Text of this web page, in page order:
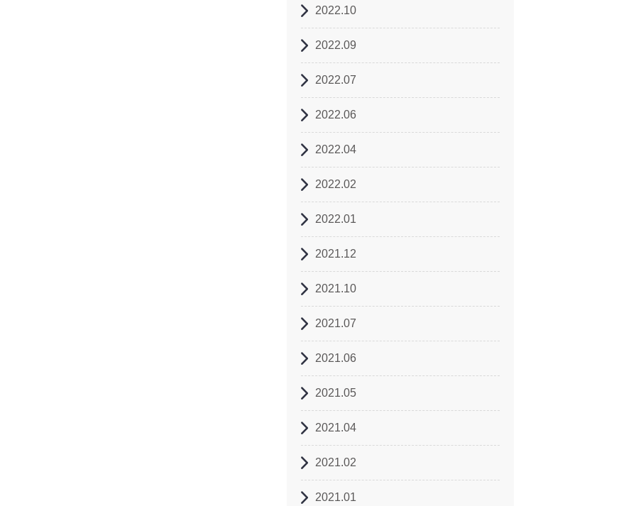
2022.10
2022.09
2022.07
2022.06
2022.04
2022.02
2022.01
2021.12
2021.10
2021.07
2021.06
2021.05
2021.04
2021.02
2021.01